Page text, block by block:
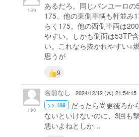
189
あるだろ。同じパンユーロ
175、他の東側車輌も軒並み
らく175。他の西側車両は
やすい。しかも側面は53TP
い。これなら抜かれやすい+
思うが
9
190
名前なし 2024/12/12 (木) 21:54:15
>> 189
だったら尚更後ろか
ないといけないのに、3回も
悪いよねとしか…